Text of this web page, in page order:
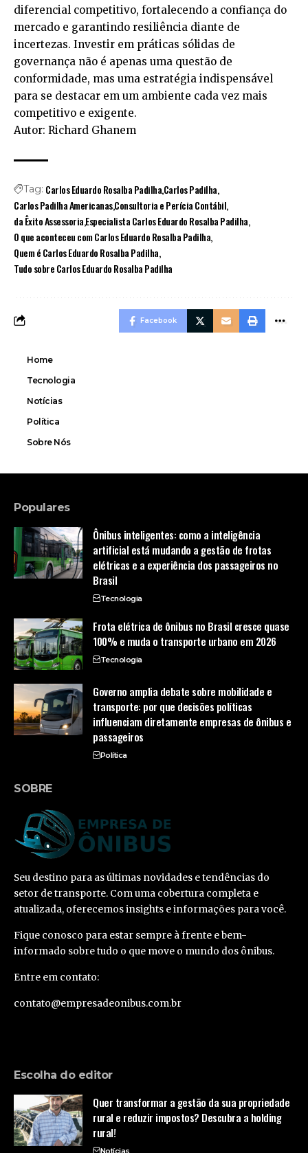
diferencial competitivo, fortalecendo a confiança do
mercado e garantindo resiliência diante de
incertezas. Investir em práticas sólidas de
governança não é apenas uma questão de
conformidade, mas uma estratégia indispensável
para se destacar em um ambiente cada vez mais
competitivo e exigente.
Autor: Richard Ghanem
Tag: Carlos Eduardo Rosalba PadilhaCarlos Padilha
Carlos Padilha AmericanasConsultoria e Perícia Contábil
da Êxito AssessoriaEspecialista Carlos Eduardo Rosalba Padilha
O que aconteceu com Carlos Eduardo Rosalba Padilha
Quem é Carlos Eduardo Rosalba Padilha
Tudo sobre Carlos Eduardo Rosalba Padilha
Facebook
Home
Tecnologia
Notícias
Política
Sobre Nós
Populares
Ônibus inteligentes: como a inteligência
artificial está mudando a gestão de frotas
elétricas e a experiência dos passageiros no
Brasil
Tecnologia
Frota elétrica de ônibus no Brasil cresce quase
100% e muda o transporte urbano em 2026
Tecnologia
Governo amplia debate sobre mobilidade e
transporte: por que decisões políticas
influenciam diretamente empresas de ônibus e
passageiros
Política
SOBRE
Seu destino para as últimas novidades e tendências do
setor de transporte. Com uma cobertura completa e
atualizada, oferecemos insights e informações para você.
Fique conosco para estar sempre à frente e bem-
informado sobre tudo o que move o mundo dos ônibus.
Entre em contato:
contato@empresadeonibus.com.br
Escolha do editor
Quer transformar a gestão da sua propriedade
rural e reduzir impostos? Descubra a holding
rural!
Notícias